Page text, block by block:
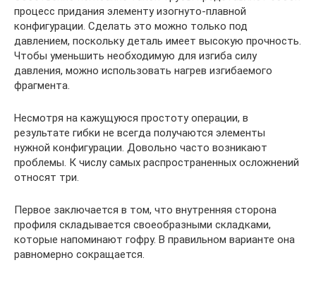
процесс придания элементу изогнуто-плавной
конфигурации. Сделать это можно только под
давлением, поскольку деталь имеет высокую прочность.
Чтобы уменьшить необходимую для изгиба силу
давления, можно использовать нагрев изгибаемого
фрагмента.
Несмотря на кажущуюся простоту операции, в
результате гибки не всегда получаются элементы
нужной конфигурации. Довольно часто возникают
проблемы. К числу самых распространенных осложнений
относят три.
Первое заключается в том, что внутренняя сторона
профиля складывается своеобразными складками,
которые напоминают гофру. В правильном варианте она
равномерно сокращается.